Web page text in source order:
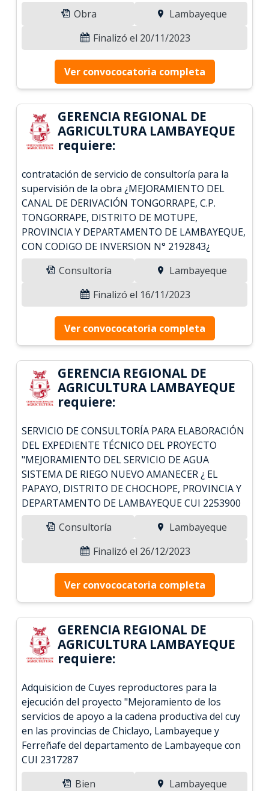
Obra
Lambayeque
Finalizó el 20/11/2023
Ver convococatoria completa
GERENCIA REGIONAL DE
AGRICULTURA LAMBAYEQUE
requiere:
contratación de servicio de consultoría para la
supervisión de la obra ¿MEJORAMIENTO DEL
CANAL DE DERIVACIÓN TONGORRAPE, C.P.
TONGORRAPE, DISTRITO DE MOTUPE,
PROVINCIA Y DEPARTAMENTO DE LAMBAYEQUE,
CON CODIGO DE INVERSION N° 2192843¿
Consultoría
Lambayeque
Finalizó el 16/11/2023
Ver convococatoria completa
GERENCIA REGIONAL DE
AGRICULTURA LAMBAYEQUE
requiere:
SERVICIO DE CONSULTORÍA PARA ELABORACIÓN
DEL EXPEDIENTE TÉCNICO DEL PROYECTO
"MEJORAMIENTO DEL SERVICIO DE AGUA
SISTEMA DE RIEGO NUEVO AMANECER ¿ EL
PAPAYO, DISTRITO DE CHOCHOPE, PROVINCIA Y
DEPARTAMENTO DE LAMBAYEQUE CUI 2253900
Consultoría
Lambayeque
Finalizó el 26/12/2023
Ver convococatoria completa
GERENCIA REGIONAL DE
AGRICULTURA LAMBAYEQUE
requiere:
Adquisicion de Cuyes reproductores para la
ejecución del proyecto "Mejoramiento de los
servicios de apoyo a la cadena productiva del cuy
en las provincias de Chiclayo, Lambayeque y
Ferreñafe del departamento de Lambayeque con
CUI 2317287
Bien
Lambayeque